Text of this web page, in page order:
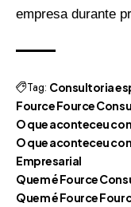
empresa durante
Tag: Consultoria
Fource Fource
O que aconteceu
O que aconteceu
Empresarial
Quem é Fource
Quem é Fource